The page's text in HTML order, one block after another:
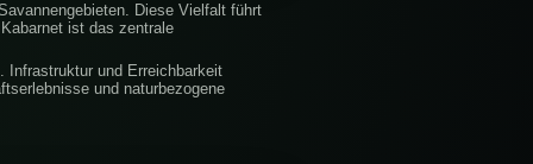
Diese Vielfalt führt
ist das zentrale
Infrastruktur und Erreichbarkeit
und naturbezogene